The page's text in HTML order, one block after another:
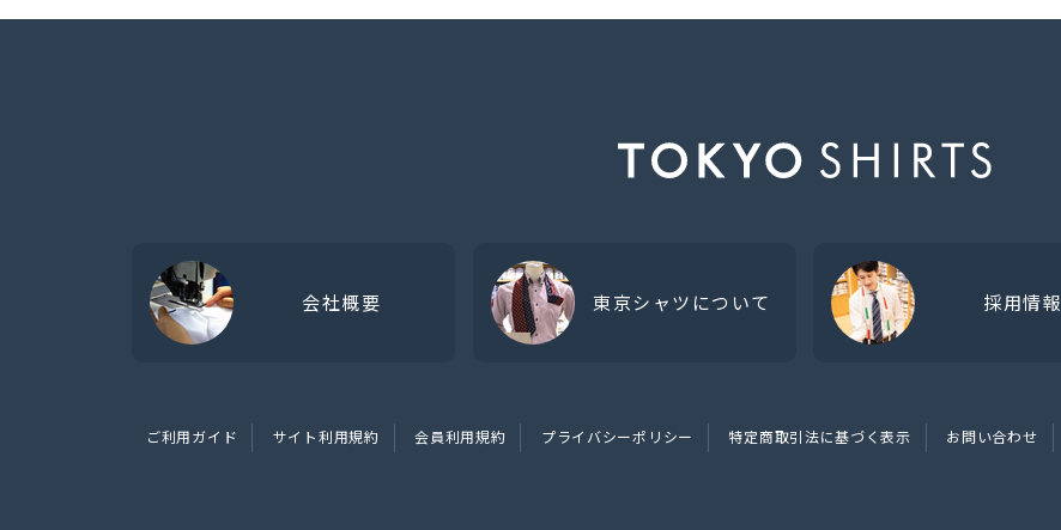
会社概要 東京シャツについて 採用情報
ご利用ガイド サイト利用規約 会員利用規約 プライバシーポリシー 特定商取引法に基づく表示 お問い合わせ